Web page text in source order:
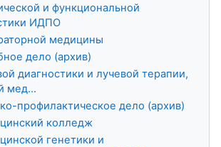
и функциональной
ИДПО
медицины
дело (архив)
диагностики и лучевой терапии,
мед...
профилактическое дело (архив)
колледж
генетики и